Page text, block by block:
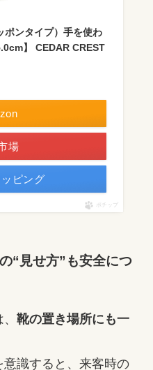
ポンタイプ）手を使わ
】 CEDAR CREST
場
ピング
ポチップ
“見せ方”も安全につ
靴の置き場所にも一
識すると、来客時の